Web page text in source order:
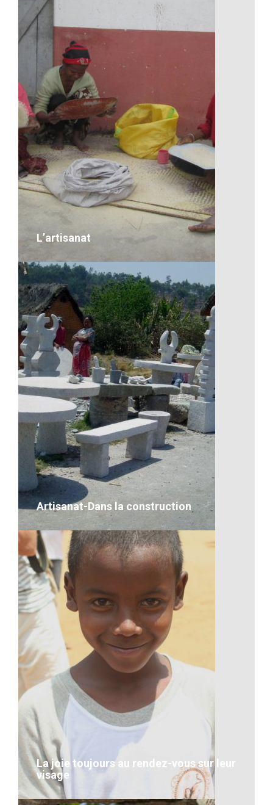
Les transports à Madagascar
L’artisanat
L’artisanat
VOIR LE DÉTAIL
Artisanat-Dans la construction
Artisanat-Dans la construction
La joie toujours au rendez-vous sur leur
visage